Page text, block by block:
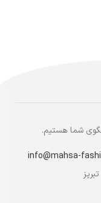
شما هستیم.
info@mahsa-